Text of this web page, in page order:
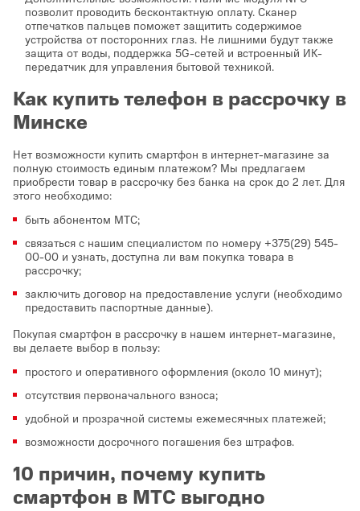
позволит проводить бесконтактную оплату. Сканер
отпечатков пальцев поможет защитить содержимое
устройства от посторонних глаз. Не лишними будут также
защита от воды, поддержка 5G-сетей и встроенный ИК-
передатчик для управления бытовой техникой.
Как купить телефон в рассрочку в
Минске
Нет возможности купить смартфон в интернет-магазине за
полную стоимость единым платежом? Мы предлагаем
приобрести товар в рассрочку без банка на срок до 2 лет. Для
этого необходимо:
быть абонентом МТС;
связаться с нашим специалистом по номеру +375(29) 545-
00-00 и узнать, доступна ли вам покупка товара в
рассрочку;
заключить договор на предоставление услуги (необходимо
предоставить паспортные данные).
Покупая смартфон в рассрочку в нашем интернет-магазине,
вы делаете выбор в пользу:
простого и оперативного оформления (около 10 минут);
отсутствия первоначального взноса;
удобной и прозрачной системы ежемесячных платежей;
возможности досрочного погашения без штрафов.
10 причин, почему купить
смартфон в МТС выгодно